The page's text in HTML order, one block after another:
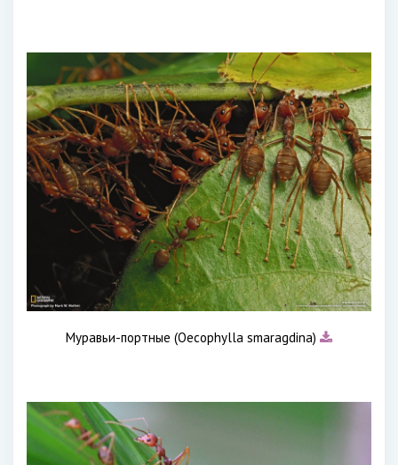
Муравьи-портные (Oecophylla smaragdina)